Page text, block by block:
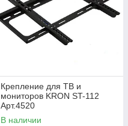
Крепление для ТВ и
мониторов KRON ST-112
Арт.4520
В наличии